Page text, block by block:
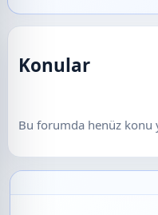
Konular
Bu forumda henüz konu